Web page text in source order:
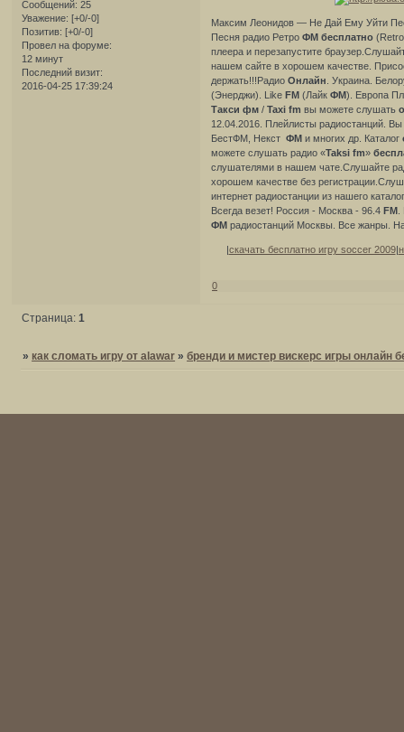
Сообщений: 25
Уважение: [+0/-0]
Позитив: [+0/-0]
Провел на форуме:
12 минут
Последний визит:
2016-04-25 17:39:24
Максим Леонидов — Не Дай Ему Уйти
Песня радио РетроФМ бесплатно
плеера и перезапустите
нашем сайте в хорошем качестве.
держать!!!РадиоОнлайн . Украина.
(Энерджи). LikeFM (ЛайкФМ). Европа
Такси фм /Taxi fm вы можете слушать
12.04.2016. Плейлисты радиостанций.
БестФМ, НекстФМ и многих др. Каталог
можете слушать радио «Taksi fm»
слушателями в нашем чате.Слушайте
хорошем качестве без
интернет радиостанции из нашего
Всегда везет! Россия - Москва - 96.4FM
ФМ радиостанций Москвы. Все жанры.
|скачать бесплатно игру soccer 2009|
0
Страница:1
» как сломать игру от alawar »бренди и мистер вискерс игры онлайн